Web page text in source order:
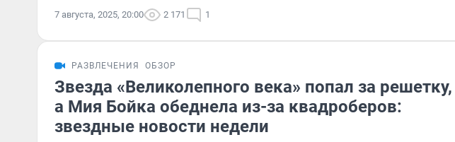
7 августа, 2025, 20:00 2 171 1
РАЗВЛЕЧЕНИЯ ОБЗОР
Звезда «Великолепного века» попал за решетку,
а Мия Бойка обеднела из-за квадроберов:
звездные новости недели